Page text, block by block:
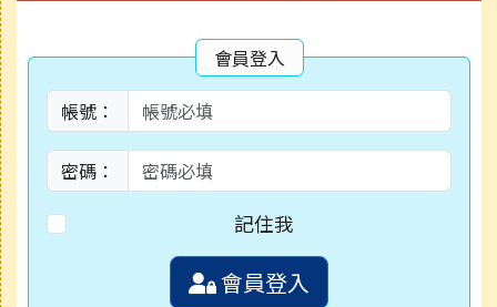
會員登入
帳號：
密碼：
記住我
會員登入